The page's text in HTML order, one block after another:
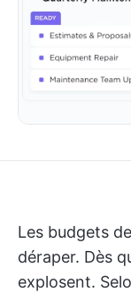
Les budgets
déraper. Dès
explosent.